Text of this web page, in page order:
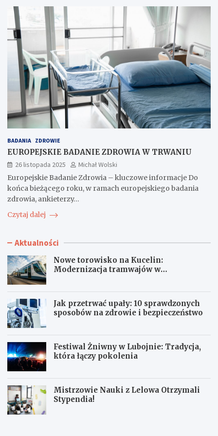
BADANIA ZDROWIE
EUROPEJSKIE BADANIE ZDROWIA W TRWANIU
26 listopada 2025
Michał Wolski
Europejskie Badanie Zdrowia – kluczowe informacje Do
końca bieżącego roku, w ramach europejskiego badania
zdrowia, ankieterzy…
Czytaj dalej
Aktualności
Nowe torowisko na Kucelin:
Modernizacja tramwajów w
Jak przetrwać upały: 10 sprawdzonych
sposobów na zdrowie i bezpieczeństwo
Festiwal Żniwny w Lubojnie: Tradycja,
która łączy pokolenia
Mistrzowie Nauki z Lelowa Otrzymali
Stypendia!
N
J